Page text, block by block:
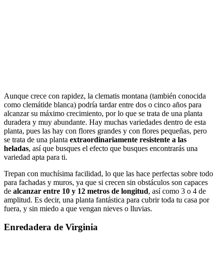
Aunque crece con rapidez, la clematis montana (también conocida
como clemátide blanca) podría tardar entre dos o cinco años para
alcanzar su máximo crecimiento, por lo que se trata de una planta
duradera y muy abundante. Hay muchas variedades dentro de esta
planta, pues las hay con flores grandes y con flores pequeñas, pero
se trata de una planta extraordinariamente resistente a las
heladas, así que busques el efecto que busques encontrarás una
variedad apta para ti.
Trepan con muchísima facilidad, lo que las hace perfectas sobre todo
para fachadas y muros, ya que si crecen sin obstáculos son capaces
de alcanzar entre 10 y 12 metros de longitud, así como 3 o 4 de
amplitud. Es decir, una planta fantástica para cubrir toda tu casa por
fuera, y sin miedo a que vengan nieves o lluvias.
Enredadera de Virginia